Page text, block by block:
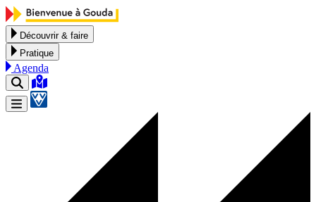
Aller au contenu
Découvrir & faire
Pratique
Agenda